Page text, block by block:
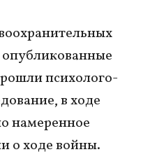
психолого-
в ходе
намеренное
о ходе войны.